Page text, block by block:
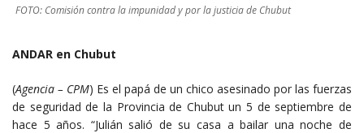
FOTO: Comisión contra la impunidad y por la justicia de Chubut
ANDAR en Chubut
(Agencia – CPM) Es el papá de un chico asesinado por las fuerzas
de seguridad de la Provincia de Chubut un 5 de septiembre de
hace 5 años. “Julián salió de su casa a bailar una noche de